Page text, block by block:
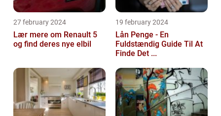
27 february 2024
Lær mere om Renault 5
og find deres nye elbil
19 february 2024
Lån Penge - En
Fuldstændig Guide Til At
Finde Det ...